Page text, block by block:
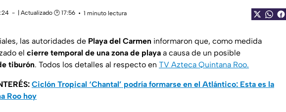
| Actualizado 🕑 17:56
1 minuto lectura
las autoridades de Playa del Carmen informaron que, como medida
el cierre temporal de una zona de playa a causa de un posible
tiburón. Todos los detalles al respecto en TV Azteca Quintana Roo.
Ciclón Tropical ‘Chantal’ podría formarse en el Atlántico: Esta es la
Roo hoy